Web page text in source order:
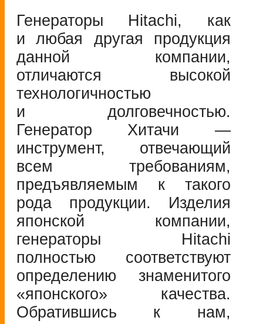
Генераторы Hitachi, как
и любая другая продукция
данной компании,
отличаются высокой
технологичностью
и долговечностью.
Генератор Хитачи —
инструмент, отвечающий
всем требованиям,
предъявляемым к такого
рода продукции. Изделия
японской компании,
генераторы Hitachi
полностью соответствуют
определению знаменитого
«японского» качества.
Обратившись к нам,